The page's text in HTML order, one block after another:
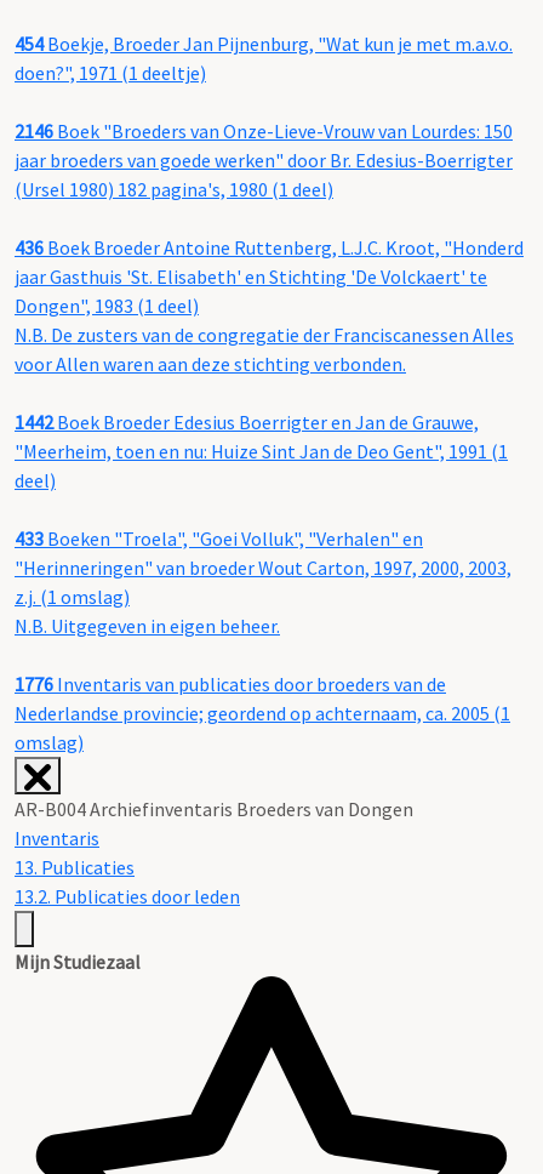
454Boekje, Broeder Jan Pijnenburg, "Wat kun je met m.a.v.o.
doen?", 1971 (1 deeltje)
2146 Boek "Broeders van Onze-Lieve-Vrouw van Lourdes: 150
jaar broeders van goede werken" door Br. Edesius-Boerrigter
(Ursel 1980) 182 pagina's, 1980 (1 deel)
436 Boek Broeder Antoine Ruttenberg, L.J.C. Kroot, "Honderd
jaar Gasthuis 'St. Elisabeth' en Stichting 'De Volckaert' te
Dongen", 1983 (1 deel)
N.B. De zusters van de congregatie der Franciscanessen Alles
voor Allen waren aan deze stichting verbonden.
1442Boek Broeder Edesius Boerrigter en Jan de Grauwe,
"Meerheim, toen en nu: Huize Sint Jan de Deo Gent", 1991 (1
deel)
433 Boeken "Troela", "Goei Volluk", "Verhalen" en
"Herinneringen" van broeder Wout Carton, 1997, 2000, 2003,
z.j. (1 omslag)
N.B. Uitgegeven in eigen beheer.
1776 Inventaris van publicaties door broeders van de
Nederlandse provincie; geordend op achternaam, ca. 2005 (1
omslag)
AR-B004 Archiefinventaris Broeders van Dongen
Inventaris
13. Publicaties
13.2. Publicaties door leden
Mijn Studiezaal